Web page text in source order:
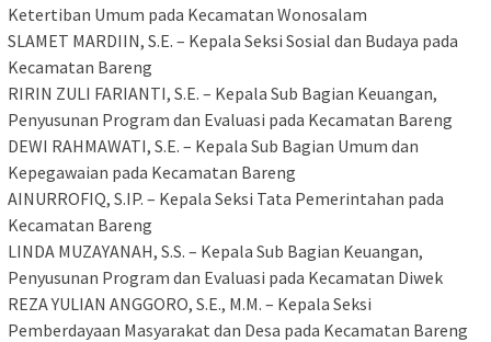
Ketertiban Umum pada Kecamatan Wonosalam
​SLAMET MARDIIN, S.E. – Kepala Seksi Sosial dan Budaya pada
Kecamatan Bareng
​RIRIN ZULI FARIANTI, S.E. – Kepala Sub Bagian Keuangan,
Penyusunan Program dan Evaluasi pada Kecamatan Bareng
​DEWI RAHMAWATI, S.E. – Kepala Sub Bagian Umum dan
Kepegawaian pada Kecamatan Bareng
​AINURROFIQ, S.IP. – Kepala Seksi Tata Pemerintahan pada
Kecamatan Bareng
​LINDA MUZAYANAH, S.S. – Kepala Sub Bagian Keuangan,
Penyusunan Program dan Evaluasi pada Kecamatan Diwek
​REZA YULIAN ANGGORO, S.E., M.M. – Kepala Seksi
Pemberdayaan Masyarakat dan Desa pada Kecamatan Bareng